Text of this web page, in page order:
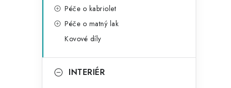
Péče o kabriolet
Péče o matný lak
Kovové díly
INTERIÉR